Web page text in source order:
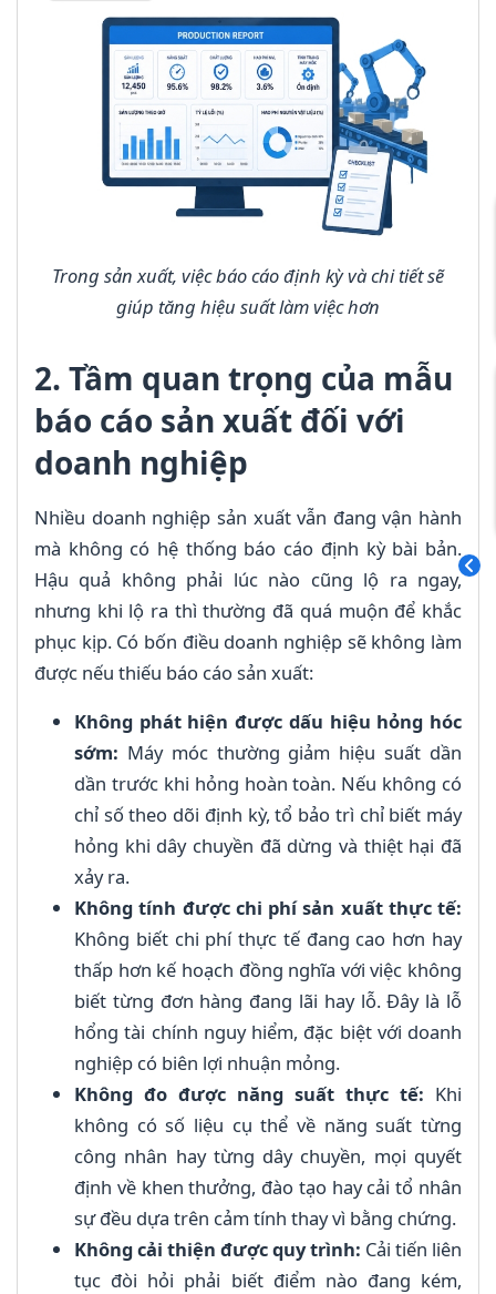
Trong sản xuất, việc báo cáo định kỳ và chi tiết sẽ
giúp tăng hiệu suất làm việc hơn
2. Tầm quan trọng của mẫu
báo cáo sản xuất đối với
doanh nghiệp
Nhiều doanh nghiệp sản xuất vẫn đang vận hành
mà không có hệ thống báo cáo định kỳ bài bản.
Hậu quả không phải lúc nào cũng lộ ra ngay,
nhưng khi lộ ra thì thường đã quá muộn để khắc
phục kịp. Có bốn điều doanh nghiệp sẽ không làm
được nếu thiếu báo cáo sản xuất:
Không phát hiện được dấu hiệu hỏng hóc
sớm: Máy móc thường giảm hiệu suất dần
dần trước khi hỏng hoàn toàn. Nếu không có
chỉ số theo dõi định kỳ, tổ bảo trì chỉ biết máy
hỏng khi dây chuyền đã dừng và thiệt hại đã
xảy ra.
Không tính được chi phí sản xuất thực tế:
Không biết chi phí thực tế đang cao hơn hay
thấp hơn kế hoạch đồng nghĩa với việc không
biết từng đơn hàng đang lãi hay lỗ. Đây là lỗ
hổng tài chính nguy hiểm, đặc biệt với doanh
nghiệp có biên lợi nhuận mỏng.
Không đo được năng suất thực tế: Khi
không có số liệu cụ thể về năng suất từng
công nhân hay từng dây chuyền, mọi quyết
định về khen thưởng, đào tạo hay cải tổ nhân
sự đều dựa trên cảm tính thay vì bằng chứng.
Không cải thiện được quy trình: Cải tiến liên
tục đòi hỏi phải biết điểm nào đang kém,